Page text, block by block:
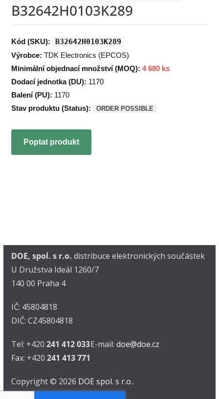
B32642H0103K289
Kód (SKU): B32642H0103K289
Výrobce: TDK Electronics (EPCOS)
Minimální objednací množství (MOQ): 4 680 ks
Dodací jednotka (DU): 1170
Balení (PU): 1170
Stav produktu (Status):
ORDER POSSIBLE
Poptat produkt
DOE, spol. s r.o. distribuce elektronických součástek
U Družstva Ideál 1260/7
140 00 Praha 4
IČ: 45804818
DIČ: CZ45804818
Tel: +420 241 412 033
Fax: +420 241 413 771
E-mail: doe@doe.cz
Copyright © 2026 DOE spol. s r.o..